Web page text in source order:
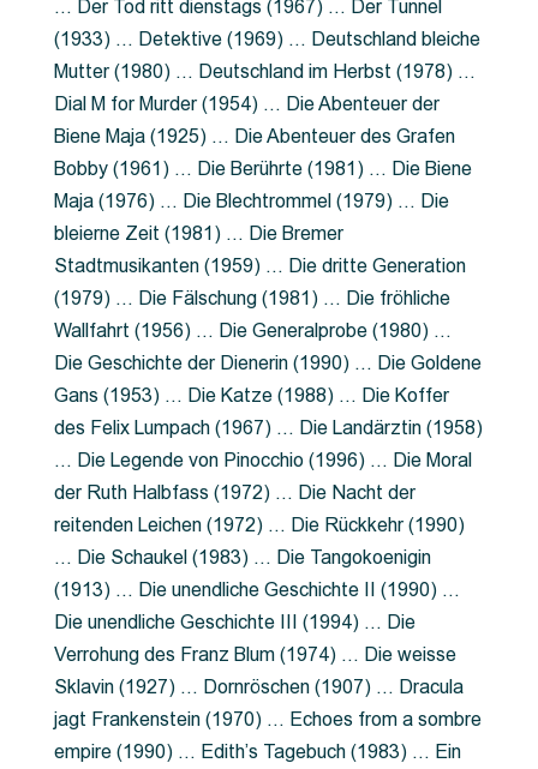
… Der Tod ritt dienstags (1967) … Der Tunnel
(1933) … Detektive (1969) … Deutschland bleiche
Mutter (1980) … Deutschland im Herbst (1978) …
Dial M for Murder (1954) … Die Abenteuer der
Biene Maja (1925) … Die Abenteuer des Grafen
Bobby (1961) … Die Berührte (1981) … Die Biene
Maja (1976) … Die Blechtrommel (1979) … Die
bleierne Zeit (1981) … Die Bremer
Stadtmusikanten (1959) … Die dritte Generation
(1979) … Die Fälschung (1981) … Die fröhliche
Wallfahrt (1956) … Die Generalprobe (1980) …
Die Geschichte der Dienerin (1990) … Die Goldene
Gans (1953) … Die Katze (1988) … Die Koffer
des Felix Lumpach (1967) … Die Landärztin (1958)
… Die Legende von Pinocchio (1996) … Die Moral
der Ruth Halbfass (1972) … Die Nacht der
reitenden Leichen (1972) … Die Rückkehr (1990)
… Die Schaukel (1983) … Die Tangokoenigin
(1913) … Die unendliche Geschichte II (1990) …
Die unendliche Geschichte III (1994) … Die
Verrohung des Franz Blum (1974) … Die weisse
Sklavin (1927) … Dornröschen (1907) … Dracula
jagt Frankenstein (1970) … Echoes from a sombre
empire (1990) … Edith’s Tagebuch (1983) … Ein